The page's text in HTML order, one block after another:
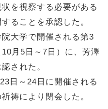
を視察する必要がある
ることを承認した。
大学で開催される第3
月5日～7日）に、芳澤
された。
日～24日に開催される
祷により閉会した。